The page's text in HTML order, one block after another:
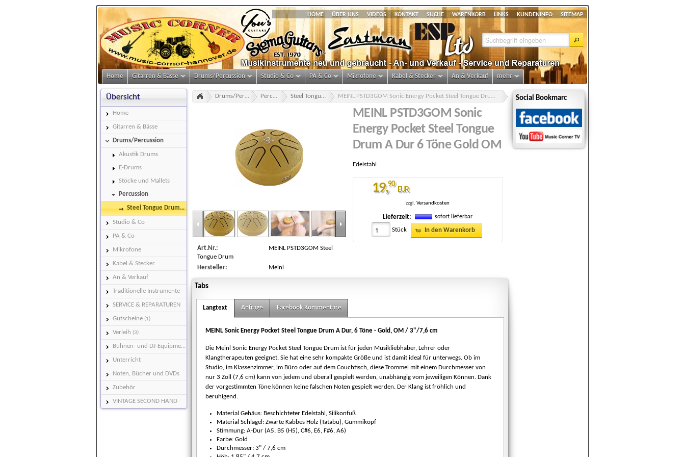
HOME ÜBER UNS VIDEOS KONTAKT SUCHE WARENKORB LINKS KUNDENINFO SITEMAP
Home Gitarren & Bässe Drums/Percussion Studio & Co PA & Co Mikrofone Kabel & Stecker An & Verkauf mehr
Übersicht
Home
Gitarren & Bässe
Drums/Percussion
Akustik Drums
E-Drums
Stöcke und Mallets
Percussion
Steel Tongue Drums (16)
Studio & Co
PA & Co
Mikrofone
Kabel & Stecker
An & Verkauf
Traditionelle Instrumente
SERVICE & REPARATUREN
Gutscheine (1)
Verleih (3)
Bühnen- und DJ-Equipment
Unterricht
Noten, Bücher und DVDs
Zubehör
VINTAGE SECOND HAND
Social Bookmarc
Drums/Percussion Percussion Steel Tongue Drums MEINL PSTD3GOM Sonic Energy Pocket Steel Tongue Drum A Dur 6 Töne Gold OM
meinl-pstd3gom-steel-tongue-drum-1-m.jpg
Art.Nr.:
MEINL PSTD3GOM Steel
Tongue Drum
Hersteller:
Meinl
MEINL PSTD3GOM Sonic
Energy Pocket Steel Tongue
Drum A Dur 6 Töne Gold OM
Edelstahl
19,90
EUR
zzgl. Versandkosten
Lieferzeit: sofort lieferbar
Stück In den Warenkorb
Tabs
Langtext Anfrage Facebook Kommentare
MEINL Sonic Energy Pocket Steel Tongue Drum A Dur, 6 Töne - Gold, OM / 3"/7,6 cm
Die Meinl Sonic Energy Pocket Steel Tongue Drum ist für jeden Musikliebhaber, Lehrer oder
Klangtherapeuten geeignet. Sie hat eine sehr kompakte Größe und ist damit ideal für unterwegs. Ob im
Studio, im Klassenzimmer, im Büro oder auf dem Couchtisch, diese Trommel mit einem Durchmesser von
nur 3 Zoll (7,6 cm) kann von jedem und überall gespielt werden, unabhängig vom jeweiligen Können. Dank
der vorgestimmten Töne können keine falschen Noten gespielt werden. Der Klang ist fröhlich und
beruhigend.
Material Gehäus: Beschichteter Edelstahl, Silikonfuß
Material Schlägel: Zwarte Kabbes Holz (Tatabu), Gummikopf
Stimmung: A-Dur (A5, B5 (H5), C#6, E6, F#6, A6)
Farbe: Gold
Durchmesser: 3" / 7,6 cm